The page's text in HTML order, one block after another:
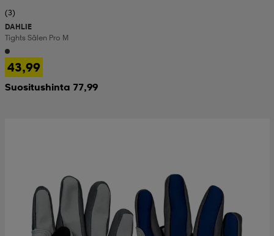
(3)
DAHLIE
Tights Sälen Pro M
43,99
Suositushinta 77,99